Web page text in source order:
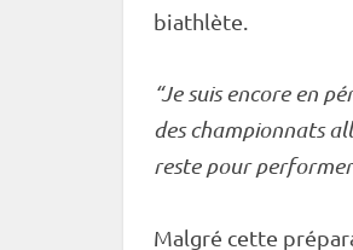
biathlète.
“Je suis encore en
des championnats
reste pour
Malgré cette